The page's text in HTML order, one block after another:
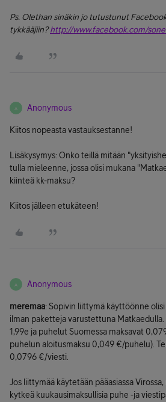
Ps. Olethan sinäkin jo tutustunut
tykkääjiin?http://www.facebook.com/
A Anonymous
Kiitos nopeasta vastauksestanne!
Lisäkysymys: Onko teillä mitään
tulla mieleenne, jossa olisi mukana
kiinteä kk-maksu?
Kiitos jälleen etukäteen!
A Anonymous
meremaa: Sopivin liittymä käyttöönne
ilman paketteja varustettuna
1,99e ja puhelut Suomessa maksavat
puhelun aloitusmaksu 0,049 €/puhelu).
0,0796 €/viesti.
Jos liittymää käytetään pääasiassa
kytkeä kuukausimaksullisia puhe -ja